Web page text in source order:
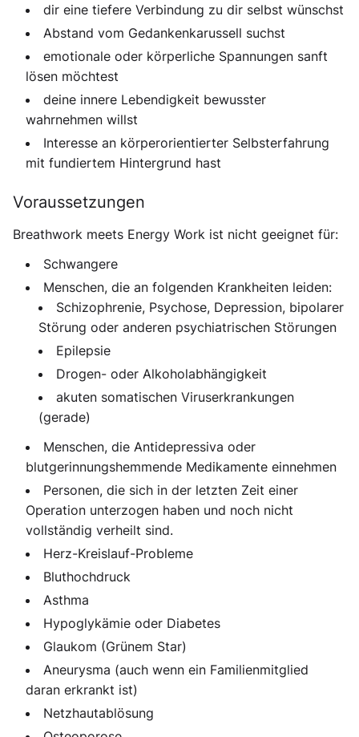
dir eine tiefere Verbindung zu dir selbst wünschst
Abstand vom Gedankenkarussell suchst
emotionale oder körperliche Spannungen sanft
lösen möchtest
deine innere Lebendigkeit bewusster
wahrnehmen willst
Interesse an körperorientierter Selbsterfahrung
mit fundiertem Hintergrund hast
Voraussetzungen
Breathwork meets Energy Work ist nicht geeignet für:
Schwangere
Menschen, die an folgenden Krankheiten leiden:
Schizophrenie, Psychose, Depression, bipolarer
Störung oder anderen psychiatrischen Störungen
Epilepsie
Drogen- oder Alkoholabhängigkeit
akuten somatischen Viruserkrankungen
(gerade)
Menschen, die Antidepressiva oder
blutgerinnungshemmende Medikamente einnehmen
Personen, die sich in der letzten Zeit einer
Operation unterzogen haben und noch nicht
vollständig verheilt sind.
Herz-Kreislauf-Probleme
Bluthochdruck
Asthma
Hypoglykämie oder Diabetes
Glaukom (Grünem Star)
Aneurysma (auch wenn ein Familienmitglied
daran erkrankt ist)
Netzhautablösung